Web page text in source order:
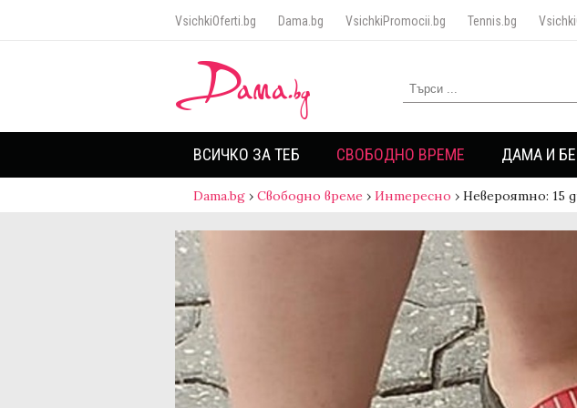
VsichkiOferti.bg Dama.bg VsichkiPromocii.bg Tennis.bg
ВСИЧКО ЗА ТЕБ СВОБОДНО ВРЕМЕ ДАМА И
Dama.bg › Свободно време › Интересно › Невероятно: 15